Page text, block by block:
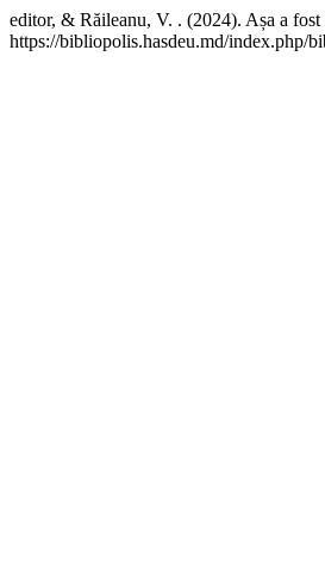
editor, & Răileanu, V. . (2024). Așa a
https://bibliopolis.hasdeu.md/index.php/